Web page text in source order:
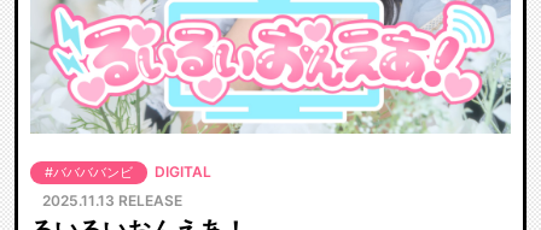
#ババババンビ
DIGITAL
2025.11.13 RELEASE